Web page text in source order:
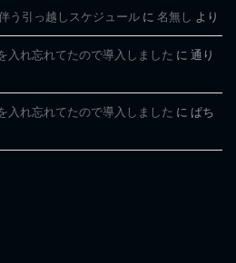
う引っ越しスケジュール に 名無し より
入れ忘れてたので導入しました に 通り
入れ忘れてたので導入しました に ぱち